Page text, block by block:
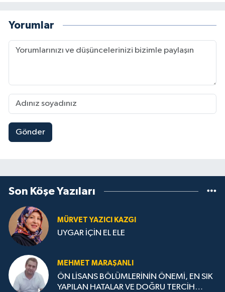
Yorumlar
Gönder
Son Köşe Yazıları
MÜRVET YAZICI KAZGI
UYGAR İÇİN EL ELE
MEHMET MARAŞANLI
ÖN LİSANS BÖLÜMLERİNİN ÖNEMİ, EN SIK
YAPILAN HATALAR VE DOĞRU TERCİH